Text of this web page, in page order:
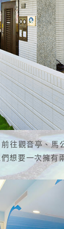
往觀音亭、
們想要一次擁